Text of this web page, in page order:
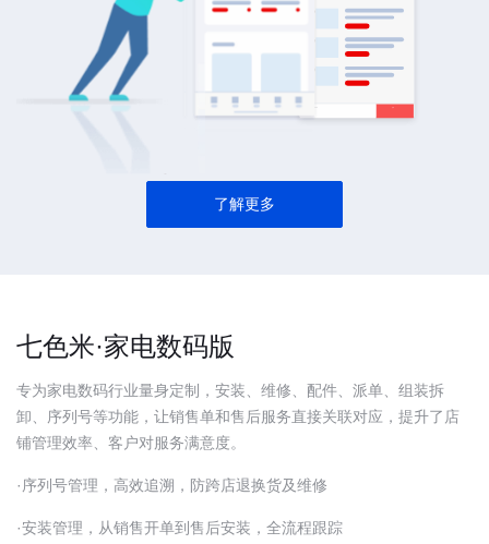
了解更多
七色米·家电数码版
专为家电数码行业量身定制，安装、维修、配件、派单、组装拆
卸、序列号等功能，让销售单和售后服务直接关联对应，提升了店
铺管理效率、客户对服务满意度。
·序列号管理，高效追溯，防跨店退换货及维修
·安装管理，从销售开单到售后安装，全流程跟踪